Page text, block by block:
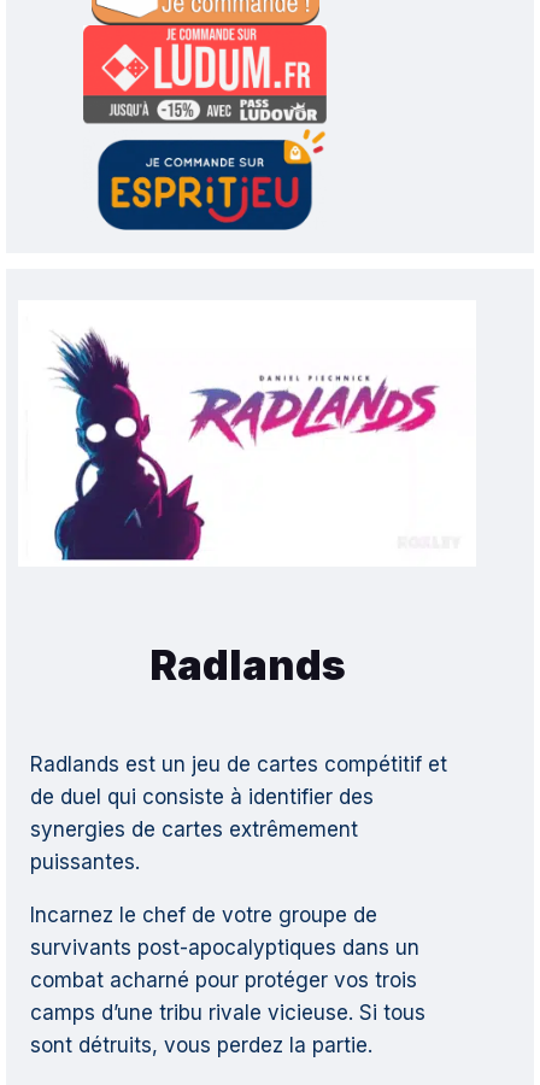
Radlands
Radlands est un jeu de cartes compétitif et
de duel qui consiste à identifier des
synergies de cartes extrêmement
puissantes.
Incarnez le chef de votre groupe de
survivants post-apocalyptiques dans un
combat acharné pour protéger vos trois
camps d’une tribu rivale vicieuse. Si tous
sont détruits, vous perdez la partie.